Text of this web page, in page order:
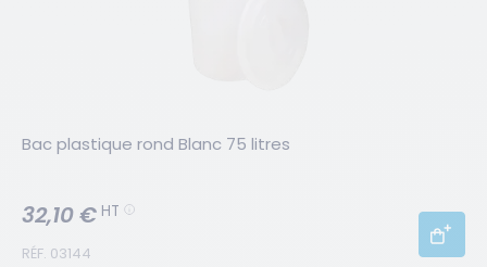
Bac plastique rond Blanc 75 litres
RÉF. 03144
32,10 € HT